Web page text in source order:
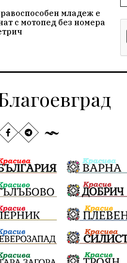
младеж е
с мотопед без номера